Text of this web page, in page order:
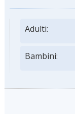
Adulti:
Bambini: